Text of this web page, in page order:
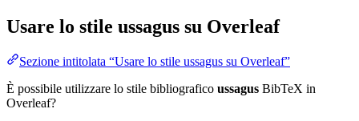
Usare lo stile ussagus su Overleaf
Sezione intitolata “Usare lo stile ussagus su Overleaf”
È possibile utilizzare lo stile bibliografico ussagus BibTeX in
Overleaf?